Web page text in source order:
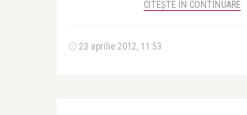
CITEȘTE ÎN CONTINUARE
23 aprilie 2012, 11:53